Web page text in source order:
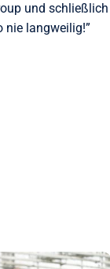
und schließlich
nie langweilig!”